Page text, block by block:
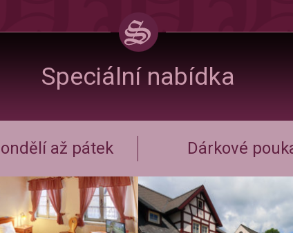
Speciální nabídka
až pátek Dárkové